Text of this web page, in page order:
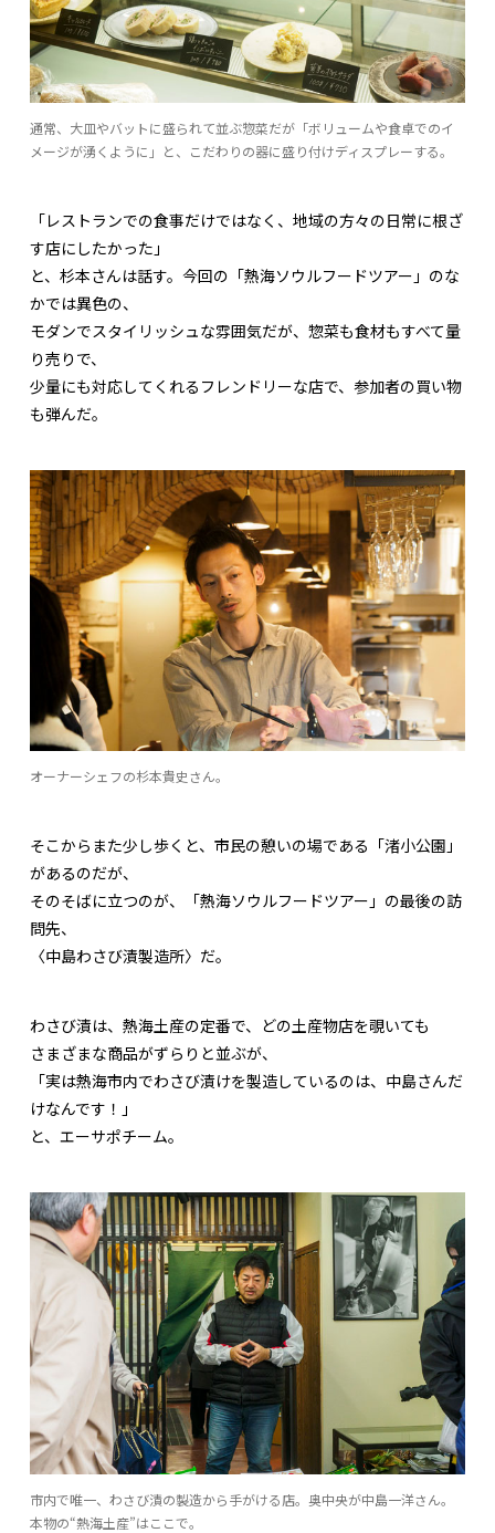
通常、大皿やバットに盛られて並ぶ惣菜だが「ボリュームや食卓でのイ
メージが湧くように」と、こだわりの器に盛り付けディスプレーする。
「レストランでの食事だけではなく、地域の方々の日常に根ざ
す店にしたかった」
と、杉本さんは話す。今回の「熱海ソウルフードツアー」のな
かでは異色の、
モダンでスタイリッシュな雰囲気だが、惣菜も食材もすべて量
り売りで、
少量にも対応してくれるフレンドリーな店で、参加者の買い物
も弾んだ。
オーナーシェフの杉本貴史さん。
そこからまた少し歩くと、市民の憩いの場である「渚小公園」
があるのだが、
そのそばに立つのが、「熱海ソウルフードツアー」の最後の訪
問先、
〈中島わさび漬製造所〉だ。
わさび漬は、熱海土産の定番で、どの土産物店を覗いても
さまざまな商品がずらりと並ぶが、
「実は熱海市内でわさび漬けを製造しているのは、中島さんだ
けなんです！」
と、エーサポチーム。
市内で唯一、わさび漬の製造から手がける店。奥中央が中島一洋さん。
本物の“熱海土産”はここで。